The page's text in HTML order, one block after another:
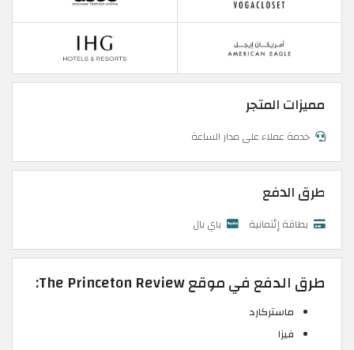
مميزات المتجر
خدمة عملاء على مدار الساعة
طرق الدفع
بطاقة إئتمانية باي بال
طرق الدفع في موقع The Princeton Review:
ماستركارد
فيزا